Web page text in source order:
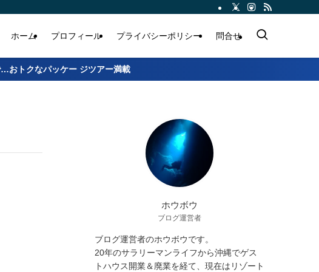
ホーム プロフィール プライバシーポリシー 問合せ
おトクなパッケー ジツアー満載
ホウボウ
ブログ運営者
ブログ運営者のホウボウです。
20年のサラリーマンライフから沖縄でゲス
トハウス開業＆廃業を経て、現在はリゾート